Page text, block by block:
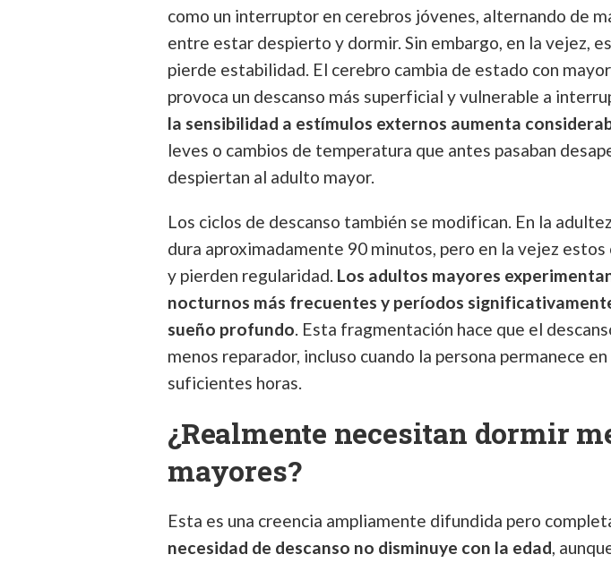
como un interruptor en cerebros jóvenes, alternando de
entre estar despierto y dormir. Sin embargo, en la vejez,
pierde estabilidad. El cerebro cambia de estado con
provoca un descanso más superficial y vulnerable a
la sensibilidad a estímulos externos aumenta
leves o cambios de temperatura que antes pasaban
despiertan al adulto mayor.
Los ciclos de descanso también se modifican. En la
dura aproximadamente 90 minutos, pero en la vejez estos
y pierden regularidad. Los adultos mayores
nocturnos más frecuentes y períodos
sueño profundo. Esta fragmentación hace que el
menos reparador, incluso cuando la persona permanece
suficientes horas.
¿Realmente necesitan dormir
mayores?
Esta es una creencia ampliamente difundida pero
necesidad de descanso no disminuye con la edad,